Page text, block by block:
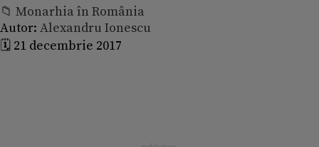
📁 Monarhia în România
Autor: Alexandru Ionescu
🗓️ 21 decembrie 2017